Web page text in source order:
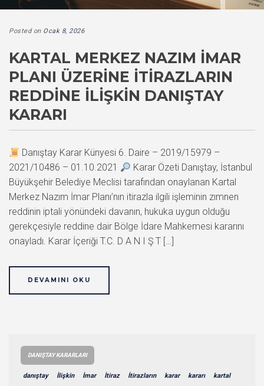
Posted on Ocak 8, 2026
KARTAL MERKEZ NAZIM İMAR
PLANI ÜZERINE İTIRAZLARIN
REDDINE İLIŞKIN DANIŞTAY
KARARI
Danıştay Karar Künyesi 6. Daire – 2019/15979 –
2021/10486 – 01.10.2021
Karar Özeti Danıştay, İstanbul
Büyükşehir Belediye Meclisi tarafından onaylanan Kartal
Merkez Nazım İmar Planı’nın itirazla ilgili işleminin zımnen
reddinin iptali yönündeki davanın, hukuka uygun olduğu
gerekçesiyle reddine dair Bölge İdare Mahkemesi kararını
onayladı. Karar İçeriği T.C. D A N I Ş T […]
DEVAMINI OKU
DANIŞTAY KARARLARI
danıştay İlişkin İmar İtiraz İtirazların karar kararı kartal